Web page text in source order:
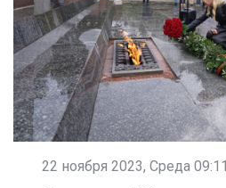
22 ноября 2023, Среда 09:11